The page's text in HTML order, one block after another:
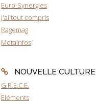
Euro-Synergies
J'ai tout compris
Ragemag
Metainfos
NOUVELLE CULTURE
G.R.E.C.E.
Eléments